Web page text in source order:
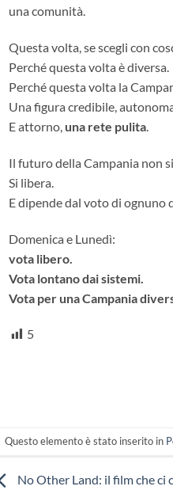
una comunità.
Questa volta, se scegli con
Perché questa volta è diversa.
Perché questa volta la
Una figura credibile,
E attorno, una rete pulita.
Il futuro della Campania non
Si libera.
E dipende dal voto di ognuno
Domenica e Lunedì:
vota libero.
Vota lontano dai sistemi.
Vota per una Campania
5
Questo elemento è stato inserito in
No Other Land: il film che ci